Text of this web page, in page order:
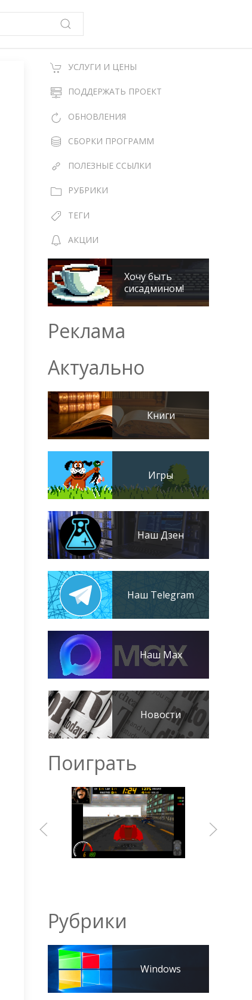
УСЛУГИ И ЦЕНЫ
ПОДДЕРЖАТЬ ПРОЕКТ
ОБНОВЛЕНИЯ
СБОРКИ ПРОГРАММ
ПОЛЕЗНЫЕ ССЫЛКИ
РУБРИКИ
ТЕГИ
АКЦИИ
Хочу быть
сисадмином!
Реклама
Актуально
Книги
Игры
Наш Дзен
Наш Telegram
Наш Max
Новости
Поиграть
Рубрики
Windows